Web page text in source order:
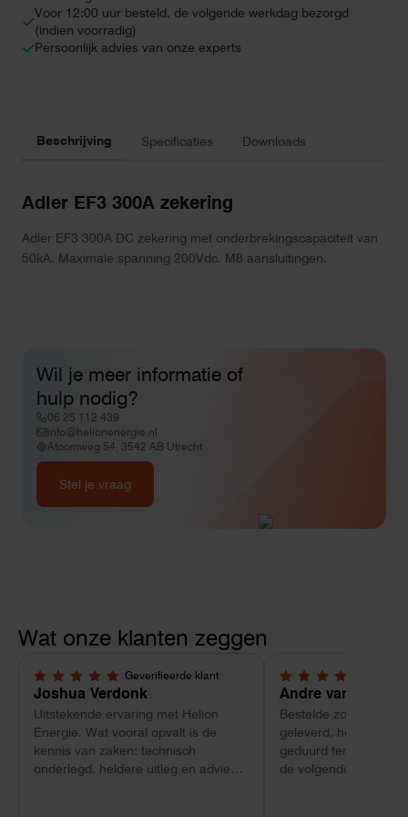
Voor 12:00 uur besteld, de volgende werkdag bezorgd
(indien voorradig)
Persoonlijk advies van onze experts
Beschrijving Specificaties Downloads
Adler EF3 300A zekering
Adler EF3 300A DC zekering met onderbrekingscapaciteit van
50kA. Maximale spanning 200Vdc. M8 aansluitingen.
Wil je meer informatie of
hulp nodig?
06 25 112 439
info@helionenergie.nl
Atoomweg 54, 3542 AB Utrecht
Stel je vraag
Wat onze klanten zeggen
Geverifieerde klant
5,0 van 5 sterren
Joshua Verdonk
Uitstekende ervaring met Helion
Energie. Wat vooral opvalt is de
kennis van zaken: technisch
onderlegd, heldere uitleg en advies
4 van 5 sterren
Andre van
Bestelde
geleverd, heeft wel
geduurd terwijl bij
de volgende dag al